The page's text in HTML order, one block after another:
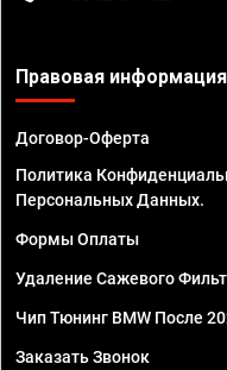
Правовая информация
Договор-Оферта
Политика
Персональных Данных.
Формы Оплаты
Удаление Сажевого
Чип Тюнинг BMW После
Заказать Звонок